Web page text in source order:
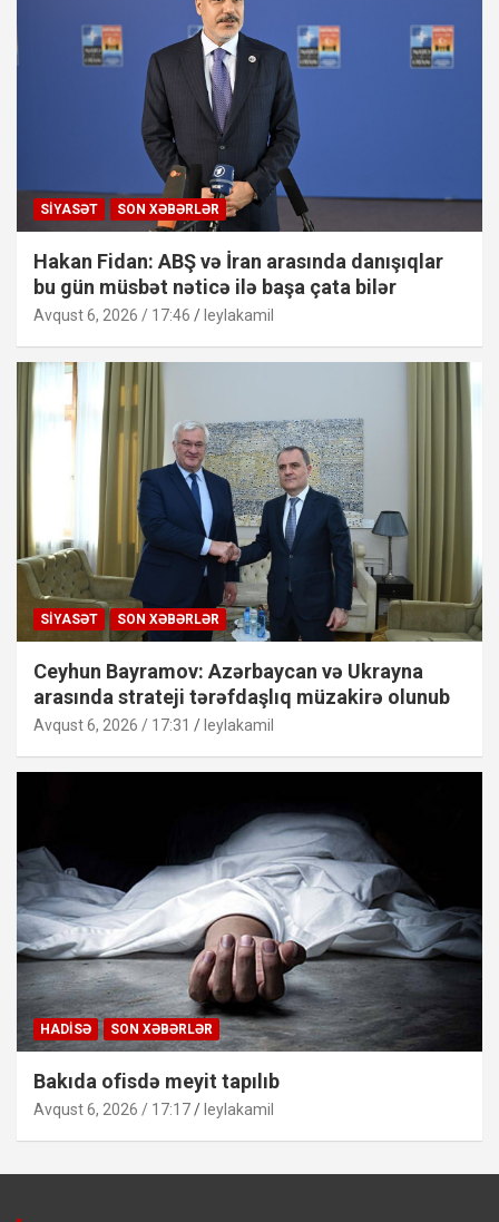
SIYASƏT SON XƏBƏRLƏR
Hakan Fidan: ABŞ və İran arasında danışıqlar
bu gün müsbət nəticə ilə başa çata bilər
Avqust 6, 2026 / 17:46 leylakamil
SIYASƏT SON XƏBƏRLƏR
Ceyhun Bayramov: Azərbaycan və Ukrayna
arasında strateji tərəfdaşlıq müzakirə olunub
Avqust 6, 2026 / 17:31 leylakamil
HADISƏ SON XƏBƏRLƏR
Bakıda ofisdə meyit tapılıb
Avqust 6, 2026 / 17:17 leylakamil